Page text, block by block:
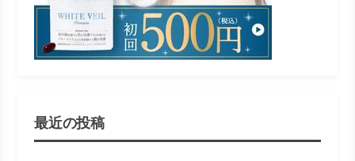
最近の投稿